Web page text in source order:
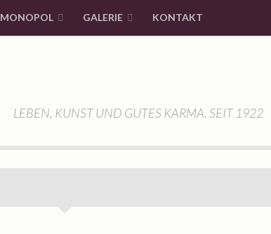
MONOPOL GALERIE KONTAKT
LEBEN, KUNST UND GUTES KARMA. SEIT 1922